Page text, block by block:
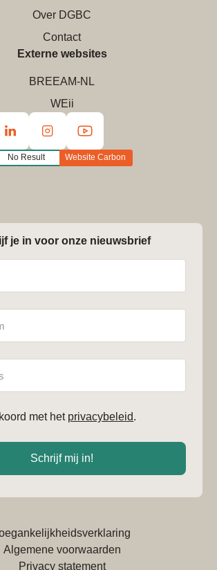
Over DGBC
Contact
Externe websites
BREEAM-NL
WEii
No Result Website Carbon
je in voor onze nieuwsbrief
met het privacybeleid.
Schrijf mij in!
Algemene voorwaarden
Privacy statement